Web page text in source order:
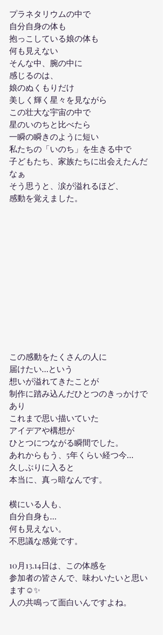
プラネタリウムの中で
自分自身の体も
抱っこしている娘の体も
何も見えない
そんな中、腕の中に
感じるのは、
娘のぬくもりだけ
美しく輝く星々を見ながら
この壮大な宇宙の中で
星のいのちと比べたら
一瞬の瞬きのように短い
私たちの「いのち」を生きる中で
子どもたち、家族たちに出会えたんだ
なぁ
そう思うと、涙が溢れるほど、
感動を覚えました。
この感動をたくさんの人に
届けたい…という
想いが溢れてきたことが
制作に踏み込んだひとつのきっかけで
あり
これまで思い描いていた
アイデアや構想が
ひとつにつながる瞬間でした。
あれからもう、5年くらい経つ今…
久しぶりに入ると
本当に、真っ暗なんです。
横にいる人も、
自分自身も…
何も見えない。
不思議な感覚です。
10月13.14日は、この体感を
参加者の皆さんで、味わいたいと思い
ます☺️✨
人の共鳴って面白いんですよね。